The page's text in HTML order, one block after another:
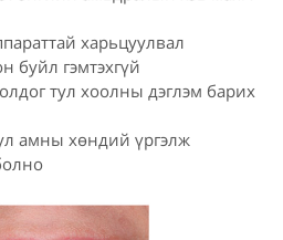
харьцуулвал
буйл гэмтэхгүй
тул хоолны дэглэм барих
амны хөндий үргэлж